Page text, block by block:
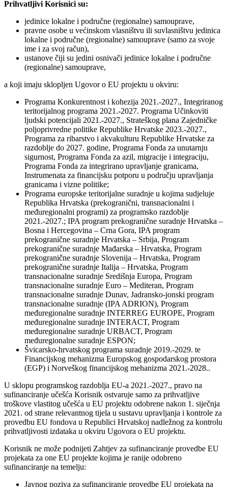
Prihvatljivi Korisnici su:
jedinice lokalne i područne (regionalne) samouprave,
pravne osobe u većinskom vlasništvu ili suvlasništvu jedinica
lokalne i područne (regionalne) samouprave (samo za svoje
ime i za svoj račun),
ustanove čiji su jedini osnivači jedinice lokalne i područne
(regionalne) samouprave,
a koji imaju sklopljen Ugovor o EU projektu u okviru:
Programa Konkurentnost i kohezija 2021.-2027., Integriranog
teritorijalnog programa 2021.-2027. Programa Učinkoviti
ljudski potencijali 2021.-2027., Strateškog plana Zajedničke
poljoprivredne politike Republike Hrvatske 2023.-2027.,
Programa za ribarstvo i akvakulturu Republike Hrvatske za
razdoblje do 2027. godine, Programa Fonda za unutarnju
sigurnost, Programa Fonda za azil, migracije i integraciju,
Programa Fonda za integrirano upravljanje granicama,
Instrumenata za financijsku potporu u području upravljanja
granicama i vizne politike;
Programa europske teritorijalne suradnje u kojima sudjeluje
Republika Hrvatska (prekogranični, transnacionalni i
međuregionalni programi) za programsko razdoblje
2021.-2027.; IPA program prekogranične suradnje Hrvatska –
Bosna i Hercegovina – Crna Gora, IPA program
prekogranične suradnje Hrvatska – Srbija, Program
prekogranične suradnje Mađarska – Hrvatska, Program
prekogranične suradnje Slovenija – Hrvatska, Program
prekogranične suradnje Italija – Hrvatska, Program
transnacionalne suradnje Središnja Europa, Program
transnacionalne suradnje Euro – Mediteran, Program
transnacionalne suradnje Dunav, Jadransko-jonski program
transnacionalne suradnje (IPA ADRION), Program
međuregionalne suradnje INTERREG EUROPE, Program
međuregionalne suradnje INTERACT, Program
međuregionalne suradnje URBACT, Program
međuregionalne suradnje ESPON;
Švicarsko-hrvatskog programa suradnje 2019.-2029. te
Financijskog mehanizma Europskog gospodarskog prostora
(EGP) i Norveškog financijskog mehanizma 2021.-2028..
U sklopu programskog razdoblja EU-a 2021.-2027., pravo na
sufinanciranje učešća Korisnik ostvaruje samo za prihvatljive
troškove vlastitog učešća u EU projektu odobrene nakon 1. siječnja
2021. od strane relevantnog tijela u sustavu upravljanja i kontrole za
provedbu EU fondova u Republici Hrvatskoj nadležnog za kontrolu
prihvatljivosti izdataka u okviru Ugovora o EU projektu.
Korisnik ne može podnijeti Zahtjev za sufinanciranje provedbe EU
projekata za one EU projekte kojima je ranije odobreno
sufinanciranje na temelju:
Javnog poziva za sufinanciranje provedbe EU projekata na